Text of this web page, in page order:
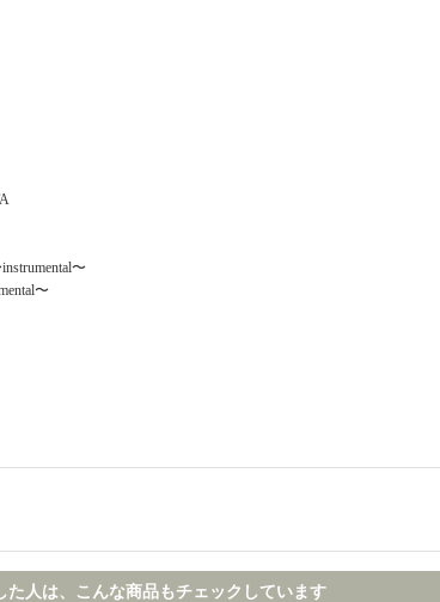
〜
〜
た人は、こんな商品もチェックしています